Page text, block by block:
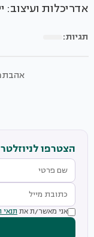
אדריכלות ועיצוב:
תגיות:
הצטרפו
אני מאשר/ת את